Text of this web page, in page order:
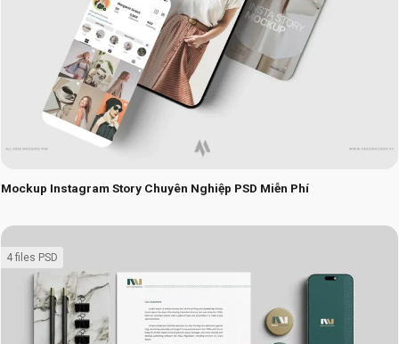
Mockup Instagram Story Chuyên Nghiệp PSD Miễn Phí
4 files PSD